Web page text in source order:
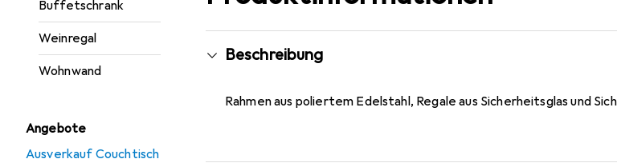
Buffetschrank
Weinregal
Wohnwand
Angebote
Ausverkauf Couchtisch
Beschreibung
Rahmen aus poliertem Edelstahl, Regale aus Sicherheitsglas und